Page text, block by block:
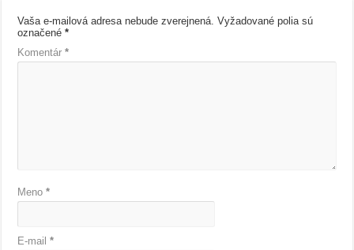
Vaša e-mailová adresa nebude zverejnená. Vyžadované polia sú
označené*
Komentár*
Meno*
E-mail*